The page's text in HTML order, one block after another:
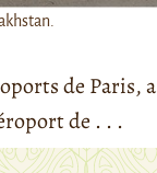
de Paris, a
de . . .